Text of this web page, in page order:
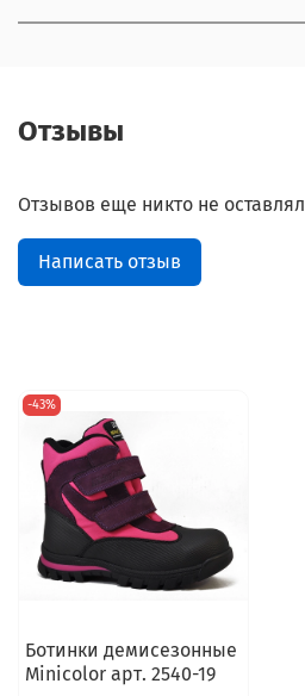
Отзывы
Отзывов еще никто не оставлял
Написать отзыв
-43%
Ботинки демисезонные
Minicolor арт. 2540-19